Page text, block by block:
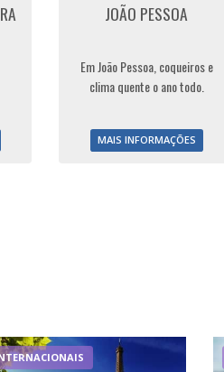
JOÃO PESSOA
Em João Pessoa, coqueiros e
clima quente o ano todo.
MAIS INFORMAÇÕES